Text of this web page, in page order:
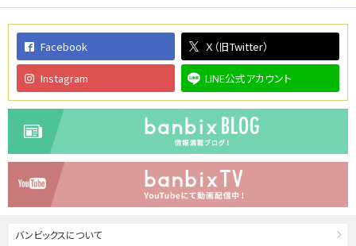
Facebook Ｘ（旧Twitter）
Instagram LINE公式アカウント
バンビックスについて